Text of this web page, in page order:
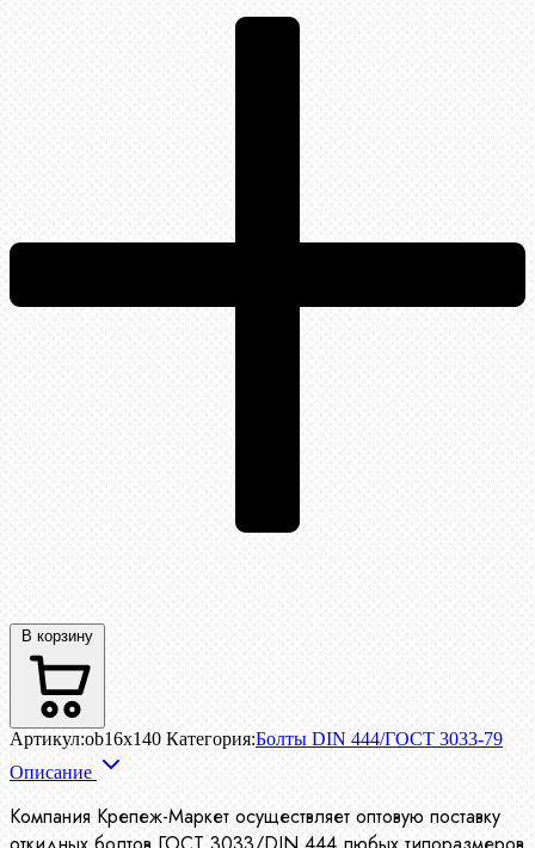
В корзину
Артикул:ob16x140 Категория:Болты DIN 444/ГОСТ 3033-79
Описание
Компания Крепеж-Маркет осуществляет оптовую поставку